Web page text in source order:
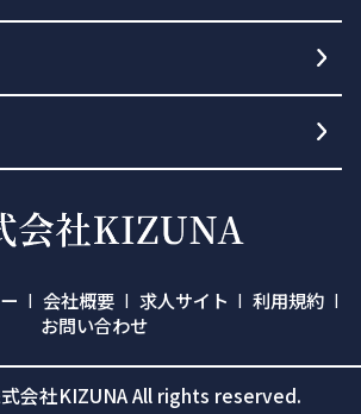
会社概要 求人サイト
利用規約
お問い合わせ
会社KIZUNA All rights reserved.